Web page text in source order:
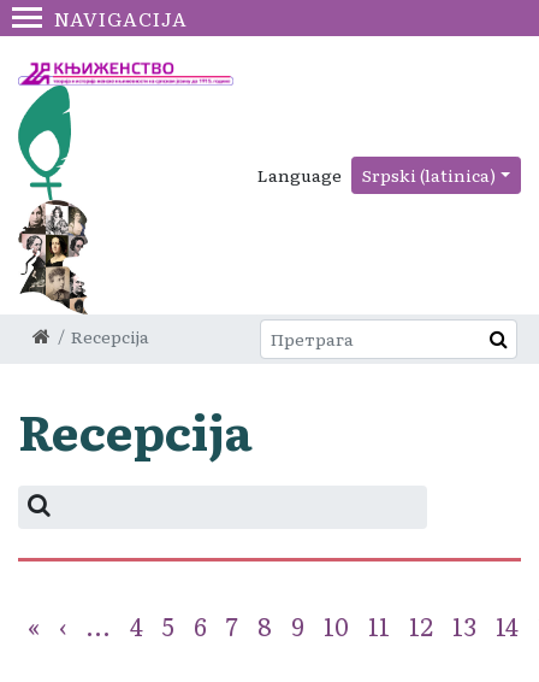
NAVIGACIJA
Language Srpski (latinica)
Recepcija
Recepcija
« ‹ ... 4 5 6 7 8 9 10 11 12 13 14